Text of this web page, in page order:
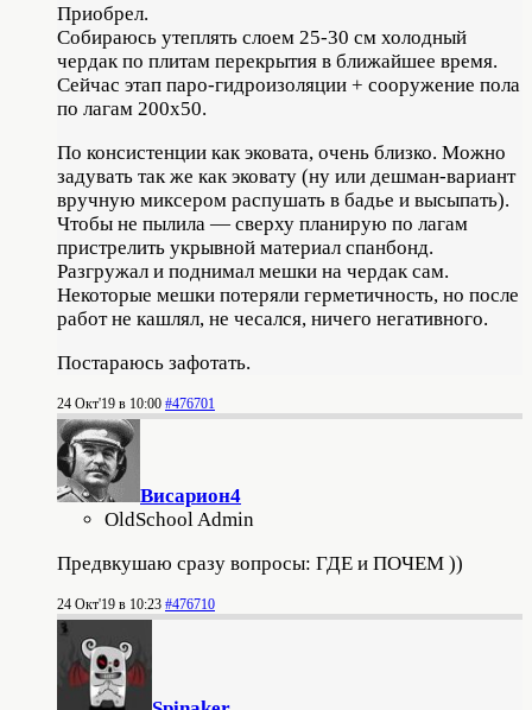
Приобрел.
Собираюсь утеплять слоем 25-30 см холодный
чердак по плитам перекрытия в ближайшее время.
Сейчас этап паро-гидроизоляции + сооружение пола
по лагам 200х50.
По консистенции как эковата, очень близко. Можно
задувать так же как эковату (ну или дешман-вариант
вручную миксером распушать в бадье и высыпать).
Чтобы не пылила — сверху планирую по лагам
пристрелить укрывной материал спанбонд.
Разгружал и поднимал мешки на чердак сам.
Некоторые мешки потеряли герметичность, но после
работ не кашлял, не чесался, ничего негативного.
Постараюсь зафотать.
24 Окт'19 в 10:00 #476701
Висариoн4
OldSchool Admin
Предвкушаю сразу вопросы: ГДЕ и ПОЧЕМ ))
24 Окт'19 в 10:23 #476710